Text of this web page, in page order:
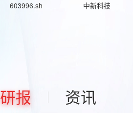
603996.sh 中新科技
研报 资讯